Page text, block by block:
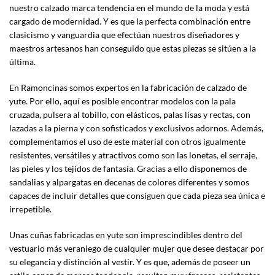
nuestro calzado marca tendencia en el mundo de la moda y está
cargado de modernidad. Y es que la perfecta combinación entre
clasicismo y vanguardia que efectúan nuestros diseñadores y
maestros artesanos han conseguido que estas piezas se sitúen a la
última.
En Ramoncinas somos expertos en la fabricación de calzado de
yute. Por ello, aquí es posible encontrar modelos con la pala
cruzada, pulsera al tobillo, con elásticos, palas lisas y rectas, con
lazadas a la pierna y con sofisticados y exclusivos adornos. Además,
complementamos el uso de este material con otros igualmente
resistentes, versátiles y atractivos como son las lonetas, el serraje,
las pieles y los tejidos de fantasía. Gracias a ello disponemos de
sandalias y alpargatas en decenas de colores diferentes y somos
capaces de incluir detalles que consiguen que cada pieza sea única e
irrepetible.
Unas cuñas fabricadas en yute son imprescindibles dentro del
vestuario más veraniego de cualquier mujer que desee destacar por
su elegancia y distinción al vestir. Y es que, además de poseer un